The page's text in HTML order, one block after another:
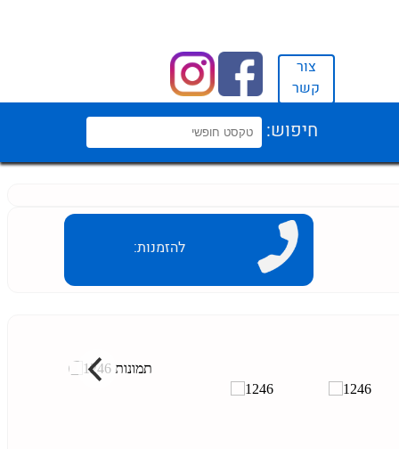
צור
קשר
חיפוש:
להזמנות: